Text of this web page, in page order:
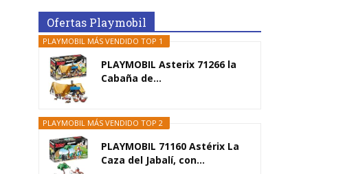
Ofertas Playmobil
PLAYMOBIL MÁS VENDIDO TOP 1
PLAYMOBIL Asterix 71266 la
Cabaña de...
PLAYMOBIL MÁS VENDIDO TOP 2
PLAYMOBIL 71160 Astérix La
Caza del Jabalí, con...